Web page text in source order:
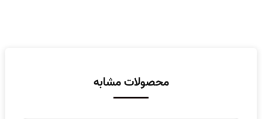
محصولات مشابه